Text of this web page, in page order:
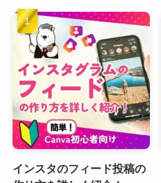
インスタのフィード投稿の